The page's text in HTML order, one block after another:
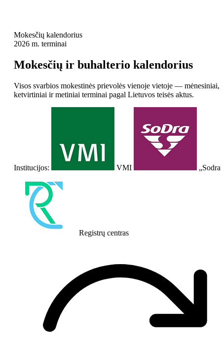
Mokesčių kalendorius
2026 m. terminai
Mokesčių ir buhalterio kalendorius
Visos svarbios mokestinės prievolės vienoje vietoje — mėnesiniai,
ketvirtiniai ir metiniai terminai pagal Lietuvos teisės aktus.
Institucijos: VMI
Registrų centras